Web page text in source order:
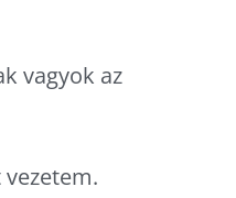
vagyok az